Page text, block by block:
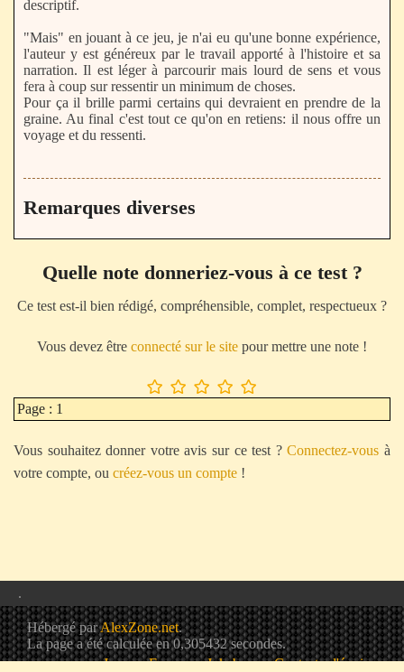
descriptif.
"Mais" en jouant à ce jeu, je n'ai eu qu'une bonne expérience,
l'auteur y est généreux par le travail apporté à l'histoire et sa
narration. Il est léger à parcourir mais lourd de sens et vous
fera à coup sur ressentir un minimum de choses.
Pour ça il brille parmi certains qui devraient en prendre de la
graine. Au final c'est tout ce qu'on en retiens: il nous offre un
voyage et du ressenti.
Remarques diverses
Quelle note donneriez-vous à ce test ?
Ce test est-il bien rédigé, compréhensible, complet, respectueux ?
Vous devez être connecté sur le site pour mettre une note !
Page : 1
Vous souhaitez donner votre avis sur ce test ?Connectez-vous à
votre compte, ou créez-vous un compte !
.
Hébergé parAlexZone.net.
La page a été calculée en 0,305432 secondes.
Jeux
Forum Jukebox Contacter l'équipe